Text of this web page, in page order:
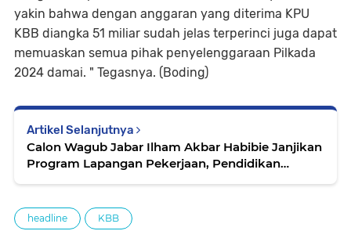
yakin bahwa dengan anggaran yang diterima KPU
KBB diangka 51 miliar sudah jelas terperinci juga dapat
memuaskan semua pihak penyelenggaraan Pilkada
2024 damai. " Tegasnya. (Boding)
Artikel Selanjutnya
Calon Wagub Jabar Ilham Akbar Habibie Janjikan
Program Lapangan Pekerjaan, Pendidikan
headline KBB